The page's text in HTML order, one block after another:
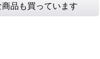
品も買っています